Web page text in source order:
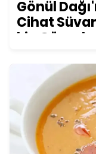
Gönül
Cihat
ki...